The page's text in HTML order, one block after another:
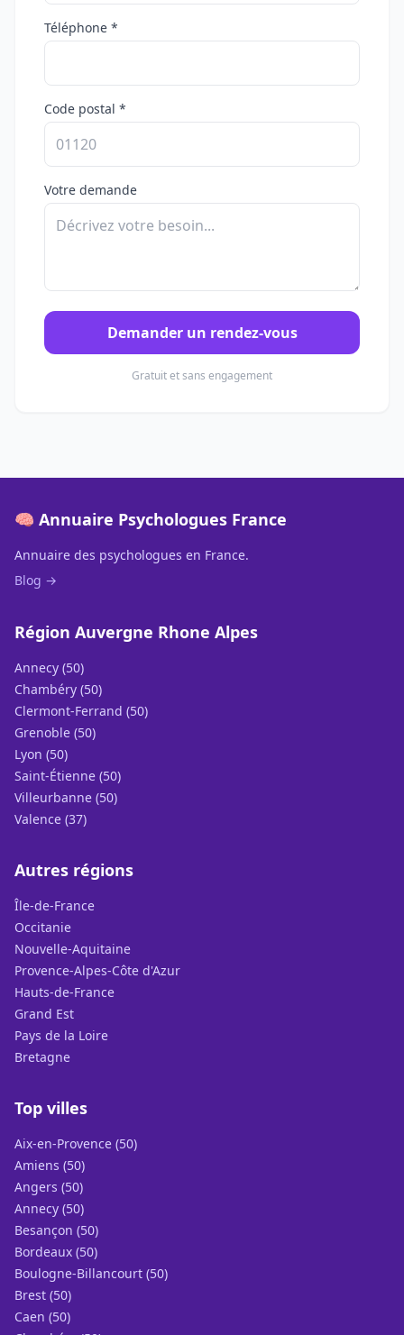
Téléphone *
Code postal *
Votre demande
Demander un rendez-vous
Gratuit et sans engagement
🧠 Annuaire Psychologues France
Annuaire des psychologues en France.
Blog →
Région Auvergne Rhone Alpes
Annecy (50)
Chambéry (50)
Clermont-Ferrand (50)
Grenoble (50)
Lyon (50)
Saint-Étienne (50)
Villeurbanne (50)
Valence (37)
Autres régions
Île-de-France
Occitanie
Nouvelle-Aquitaine
Provence-Alpes-Côte d'Azur
Hauts-de-France
Grand Est
Pays de la Loire
Bretagne
Top villes
Aix-en-Provence (50)
Amiens (50)
Angers (50)
Annecy (50)
Besançon (50)
Bordeaux (50)
Boulogne-Billancourt (50)
Brest (50)
Caen (50)